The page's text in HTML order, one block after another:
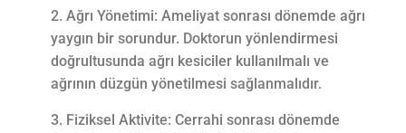
Ağrı Yönetimi: Ameliyat sonrası dönemde ağrı
yaygın bir sorundur. Doktorun yönlendirmesi
doğrultusunda ağrı kesiciler kullanılmalı ve
ağrının düzgün yönetilmesi sağlanmalıdır.
Fiziksel Aktivite: Cerrahi sonrası dönemde